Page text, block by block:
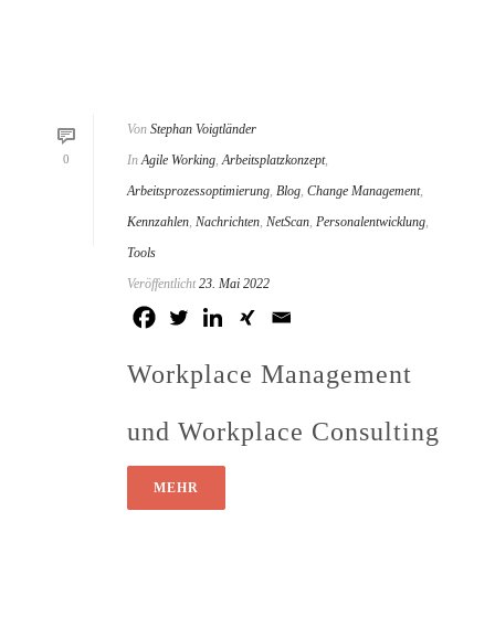
0
Von Stephan Voigtländer
In Agile Working,Arbeitsplatzkonzept,
Arbeitsprozessoptimierung, Blog, Change Management,
Kennzahlen, Nachrichten, NetScan, Personalentwicklung,
Tools
Veröffentlicht 23. Mai 2022
Workplace Management
und Workplace Consulting
MEHR